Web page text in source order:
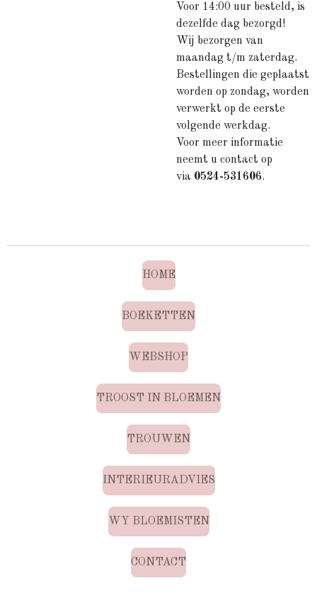
Voor 14:00 uur besteld, is
dezelfde dag bezorgd!
Wij bezorgen van
maandag t/m zaterdag.
Bestellingen die geplaatst
worden op zondag, worden
verwerkt op de eerste
volgende werkdag.
Voor meer informatie
neemt u contact op
via 0524-531606.
HOME
BOEKETTEN
WEBSHOP
TROOST IN BLOEMEN
TROUWEN
INTERIEURADVIES
WY BLOEMISTEN
CONTACT